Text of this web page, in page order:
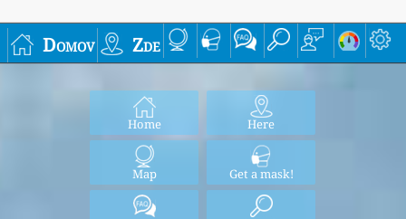
Domov Zde
Home Here
Map Get a mask!